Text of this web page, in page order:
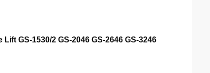
GS-1530/2 GS-2046 GS-2646 GS-3246